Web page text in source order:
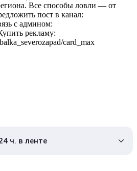
Все способы ловли — от
пост в канал:
с админом:
рекламу:
card_max
ч. в ленте